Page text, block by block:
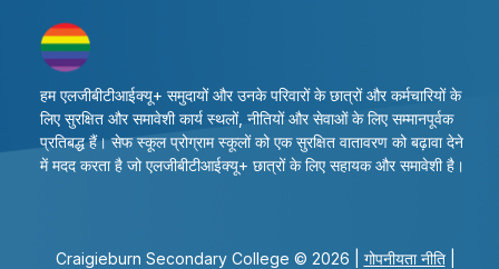
हम एलजीबीटीआईक्यू+ समुदायों और उनके परिवारों के छात्रों और कर्मचारियों के
लिए सुरक्षित और समावेशी कार्य स्थलों, नीतियों और सेवाओं के लिए सम्मानपूर्वक
प्रतिबद्ध हैं। सेफ स्कूल प्रोग्राम स्कूलों को एक सुरक्षित वातावरण को बढ़ावा देने
में मदद करता है जो एलजीबीटीआईक्यू+ छात्रों के लिए सहायक और समावेशी है।
Craigieburn Secondary College © 2026 | गोपनीयता नीति|